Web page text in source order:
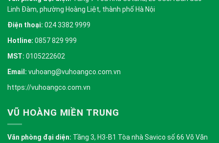
Linh Đàm, phường Hoàng Liệt, thành phố Hà Nội
Điện thoại: 024 3382 9999
Hotline: 0857 829 999
MST: 0105222602
Email: vuhoang@vuhoangco.com.vn
https://vuhoangco.com.vn
VŨ HOÀNG MIỀN TRUNG
Văn phòng đại diện: Tầng 3, H3-B1 Tòa nhà Savico số 66 Võ Văn